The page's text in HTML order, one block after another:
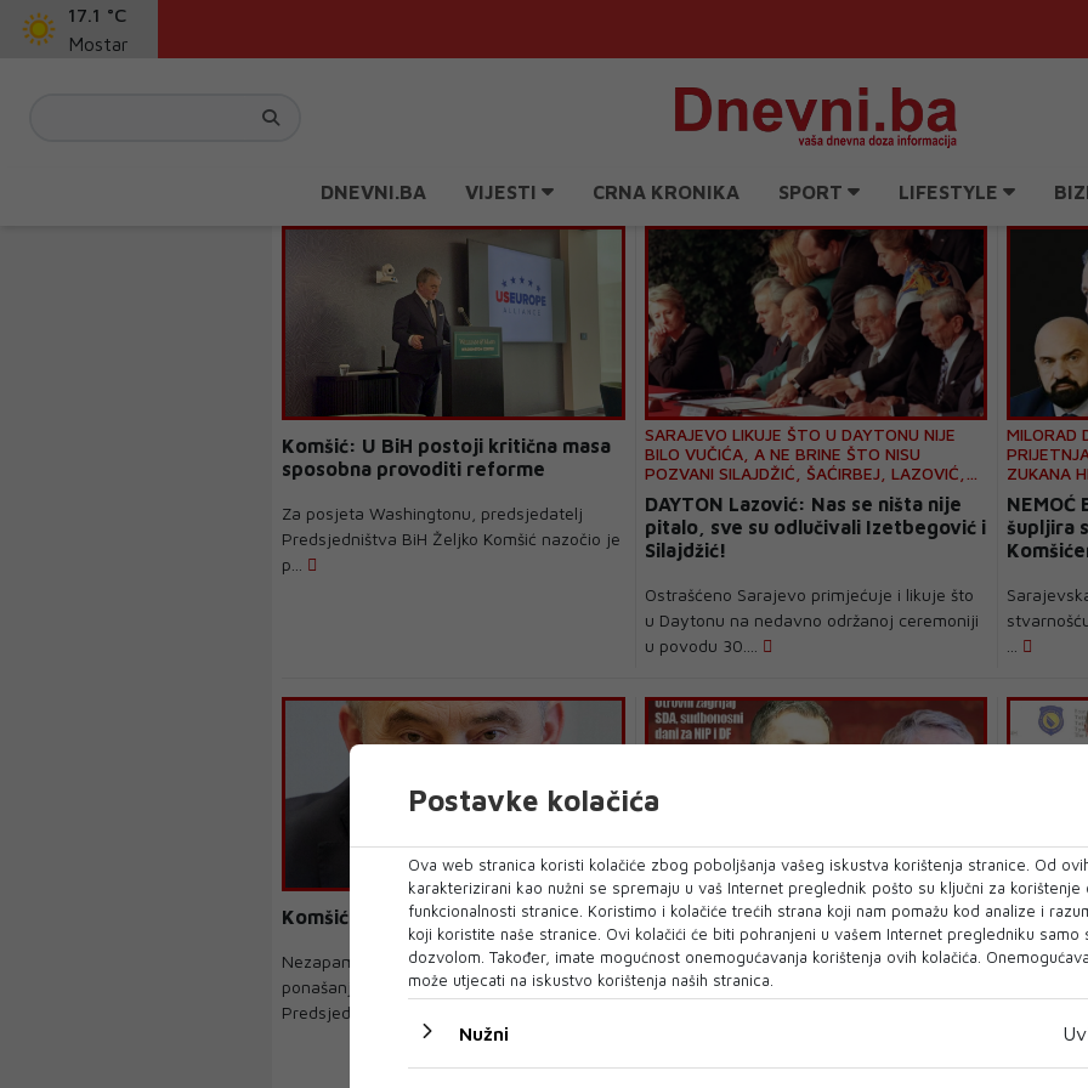
17.1 °C
Mostar
DNEVNI.BA VIJESTI CRNA KRONIKA SPORT LIFESTYLE
Komšić: U BiH postoji kritična masa
sposobna provoditi reforme
Za posjeta Washingtonu, predsjedatelj
Predsjedništva BiH Željko Komšić nazočio je
p...
SARAJEVO LIKUJE ŠTO U DAYTONU NIJE
BILO VUČIĆA, A NE BRINE ŠTO NISU
POZVANI SILAJDŽIĆ, ŠAĆIRBEJ, LAZOVIĆ,
DAYTON Lazović: Nas se ništa nije
pitalo, sve su odlučivali Izetbegović i
Silajdžić!
Ostrašćeno Sarajevo primjećuje i likuje što
u Daytonu na nedavno održanoj ceremoniji
u povodu 30....
MILORAD
ZUKANA
šupljira
Komšić utonuo u duboki san
Nezapamćeno je učmalo, pasivno, političko
ponašanje Željka Komšića, člana
Predsjedništva BiH koje...
OTROVNI ZAGRLJAJ SDA, SUDBONOSNI
DANI ZA NIP I DF
Konaković i Komšić moraju počistiti
simpatizere SDA
vrlo teške odlu...
Postavke kolačića
Ova web stranica koristi kolačiće zbog poboljšanja vašeg iskustva korištenja stranice. Od
karakterizirani kao nužni se spremaju u vaš Internet preglednik pošto su ključni za korištenje
funkcionalnosti stranice. Koristimo i kolačiće trećih strana koji nam pomažu kod analize i
koji koristite naše stranice. Ovi kolačići će biti pohranjeni u vašem Internet pregledniku samo
dozvolom. Također, imate mogućnost onemogućavanja korištenja ovih kolačića.
može utjecati na iskustvo korištenja naših stranica.
Nužni